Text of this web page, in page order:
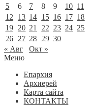
5
6 7 8 9 10 11
12
13 14 15 16 17 18
19 20 21 22 23 24 25
26 27 28 29 30
« Авг
Окт »
Меню
Епархия
Архиерей
Карта сайта
КОНТАКТЫ